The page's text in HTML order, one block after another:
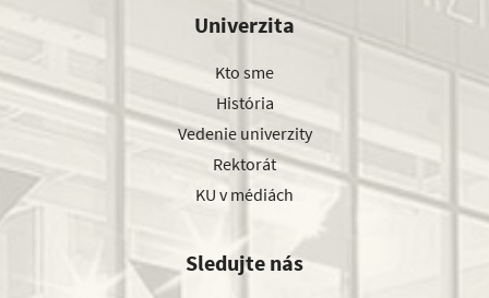
Univerzita
Kto sme
História
Vedenie univerzity
Rektorát
KU v médiách
Sledujte nás